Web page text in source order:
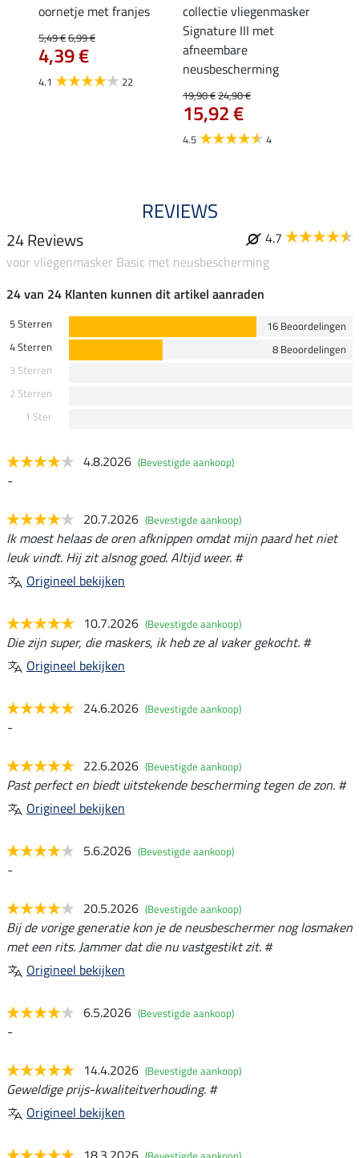
oornetje met franjes
5,49 €6,99 €
4,39 €
4.1 22
collectie vliegenmasker
Signature III met
afneembare
neusbescherming
19,90 €24,90 €
15,92 €
4.5 4
REVIEWS
24 Reviews
4.7
voor vliegenmasker Basic met neusbescherming
24 van 24 Klanten kunnen dit artikel aanraden
5 Sterren
16 Beoordelingen
4 Sterren
8 Beoordelingen
3 Sterren
2 Sterren
1 Ster
4.8.2026 (Bevestigde aankoop)
-
20.7.2026 (Bevestigde aankoop)
Ik moest helaas de oren afknippen omdat mijn paard het niet
leuk vindt. Hij zit alsnog goed. Altijd weer. #
Origineel bekijken
10.7.2026 (Bevestigde aankoop)
Die zijn super, die maskers, ik heb ze al vaker gekocht. #
Origineel bekijken
24.6.2026 (Bevestigde aankoop)
-
22.6.2026 (Bevestigde aankoop)
Past perfect en biedt uitstekende bescherming tegen de zon. #
Origineel bekijken
5.6.2026 (Bevestigde aankoop)
-
20.5.2026 (Bevestigde aankoop)
Bij de vorige generatie kon je de neusbeschermer nog losmaken
met een rits. Jammer dat die nu vastgestikt zit. #
Origineel bekijken
6.5.2026 (Bevestigde aankoop)
-
14.4.2026 (Bevestigde aankoop)
Geweldige prijs-kwaliteitverhouding. #
Origineel bekijken